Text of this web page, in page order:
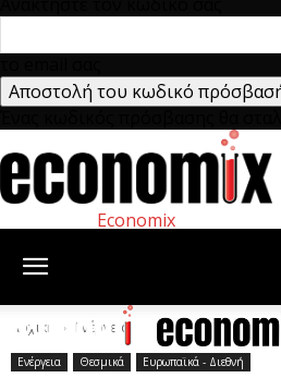
Economix
Αρχική Ενέργεια
Ενέργεια Θεσμικά Ευρωπαϊκά - Διεθνή